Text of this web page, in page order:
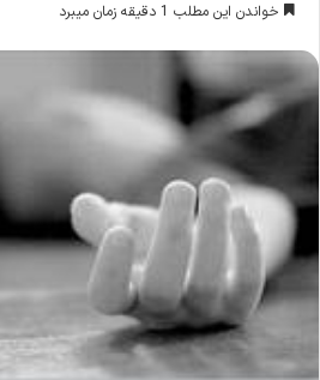
خواندن این مطلب 1 دقیقه زمان میبرد